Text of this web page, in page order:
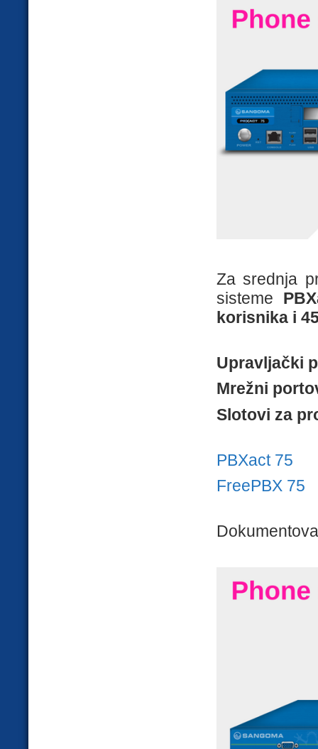
Za srednja
sisteme
korisnika i
Upravljački
Mrežni
Slotovi za
PBXact 75
FreePBX 75